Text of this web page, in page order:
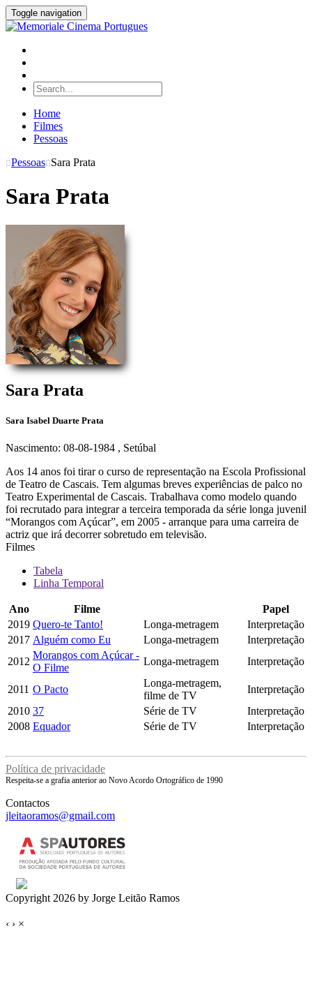
Toggle navigation
Home
Filmes
Pessoas
Pessoas Sara Prata
Sara Prata
Sara Prata
Sara Isabel Duarte Prata
Nascimento: 08-08-1984 , Setúbal
Aos 14 anos foi tirar o curso de representação na Escola Profissional
de Teatro de Cascais. Tem algumas breves experiências de palco no
Teatro Experimental de Cascais. Trabalhava como modelo quando
foi recrutado para integrar a terceira temporada da série longa juvenil
“Morangos com Açúcar”, em 2005 - arranque para uma carreira de
actriz que irá decorrer sobretudo em televisão.
Filmes
Tabela
Linha Temporal
Ano Filme
Papel
2019 Quero-te Tanto! Longa-metragem
Interpretação
2017 Alguém como Eu Longa-metragem
Interpretação
2012
Morangos com Açúcar -
O Filme
Longa-metragem Interpretação
2011 O Pacto
Longa-metragem,
filme de TV
Interpretação
2010 37 Série de TV
Interpretação
2008 Equador Série de TV Interpretação
Política de privacidade
Respeita-se a grafia anterior ao Novo Acordo Ortográfico de 1990
Contactos
jleitaoramos@gmail.com
Copyright 2026 by Jorge Leitão Ramos
‹ › ×